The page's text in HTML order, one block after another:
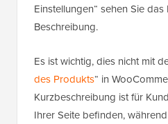
Einstellungen“ sehen Sie das
Beschreibung.
Es ist wichtig, dies nicht mit
des Produkts“ in
Kurzbeschreibung ist für
Ihrer Seite befinden,